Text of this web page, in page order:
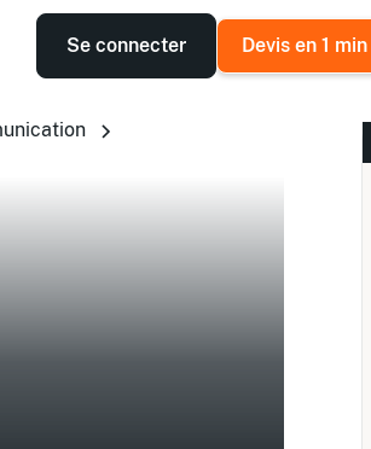
Se connecter Devis en 1 min